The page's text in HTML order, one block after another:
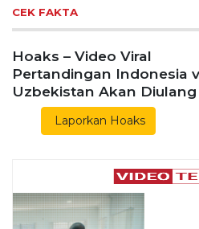
Lestarikan Tradisi
Sardonoharjo Gelar
Bapas Yogyakarta
Seyegan untuk Perkuat
SLEMAN – Balai